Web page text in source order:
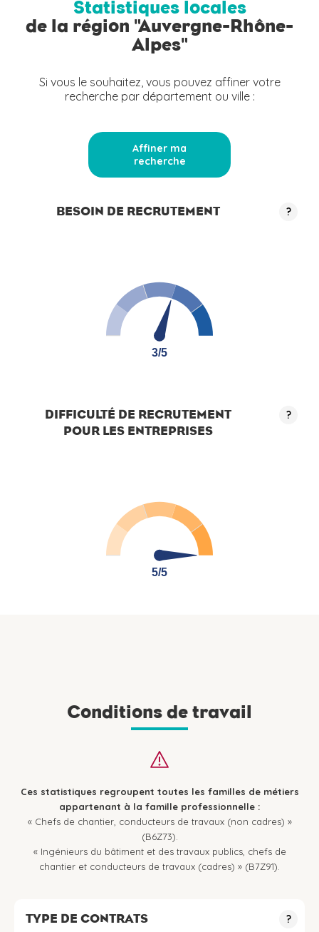
Statistiques locales
de la région "Auvergne-Rhône-
Alpes"
Si vous le souhaitez, vous pouvez affiner votre
recherche par département ou ville :
Affiner ma
recherche
BESOIN DE RECRUTEMENT ?
3/5
3/5
DIFFICULTÉ DE RECRUTEMENT
POUR LES ENTREPRISES
?
5/5
5/5
Conditions de travail
Ces statistiques regroupent toutes les familles de métiers
appartenant à la famille professionnelle :
« Chefs de chantier, conducteurs de travaux (non cadres) »
(B6Z73).
« Ingénieurs du bâtiment et des travaux publics, chefs de
chantier et conducteurs de travaux (cadres) » (B7Z91).
TYPE DE CONTRATS ?